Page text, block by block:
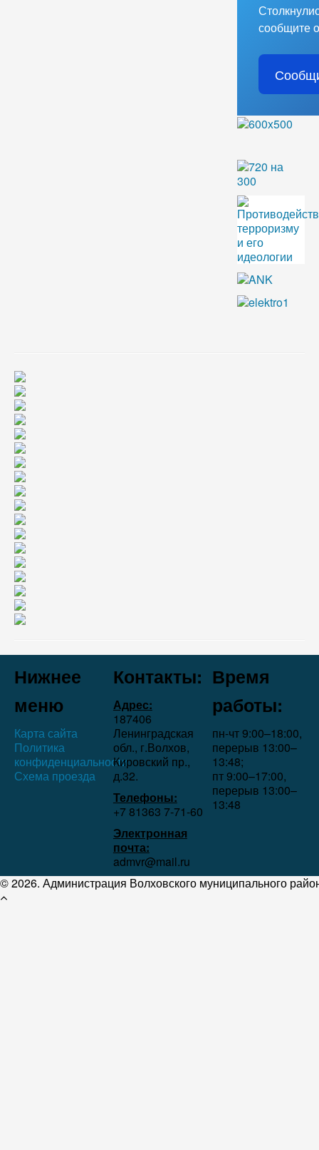
сообщите
Нижнее
меню
Карта сайта
Политика
конфиденциальности
Схема проезда
Контакты:
Адрес:
187406
Ленинградская
обл., г.Волхов,
Кировский пр.,
д.32.
Телефоны:
+7 81363 7‑71-60
Электронная
почта:
admvr@mail.ru
Время
работы:
пн-чт 9:00–18:00,
перерыв 13:00–
13:48;
пт 9:00–17:00,
перерыв 13:00–
13:48
© 2026. Администрация Волховского муниципального